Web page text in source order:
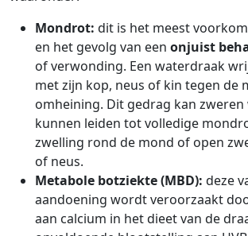
Mondrot: dit is het meest
en het gevolg van een onjuist
of verwonding. Een waterdraak
met zijn kop, neus of kin tegen de
omheining. Dit gedrag kan
kunnen leiden tot volledige
zwelling rond de mond of open
of neus.
Metabole botziekte (MBD): deze
aandoening wordt veroorzaakt
aan calcium in het dieet van de